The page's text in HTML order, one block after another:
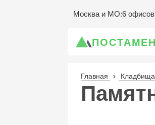
Москва и МО:6 офисов
Главная Кладбища